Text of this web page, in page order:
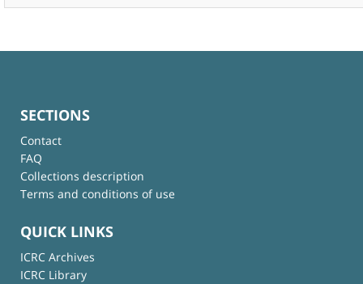
SECTIONS
Contact
FAQ
Collections description
Terms and conditions of use
QUICK LINKS
ICRC Archives
ICRC Library